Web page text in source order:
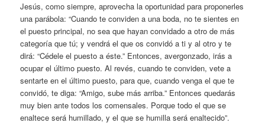
Jesús, como siempre, aprovecha la oportunidad para proponerles
una parábola: “Cuando te conviden a una boda, no te sientes en
el puesto principal, no sea que hayan convidado a otro de más
categoría que tú; y vendrá el que os convidó a ti y al otro y te
dirá: “Cédele el puesto a éste.” Entonces, avergonzado, irás a
ocupar el último puesto. Al revés, cuando te conviden, vete a
sentarte en el último puesto, para que, cuando venga el que te
convidó, te diga: “Amigo, sube más arriba.” Entonces quedarás
muy bien ante todos los comensales. Porque todo el que se
enaltece será humillado, y el que se humilla será enaltecido”.